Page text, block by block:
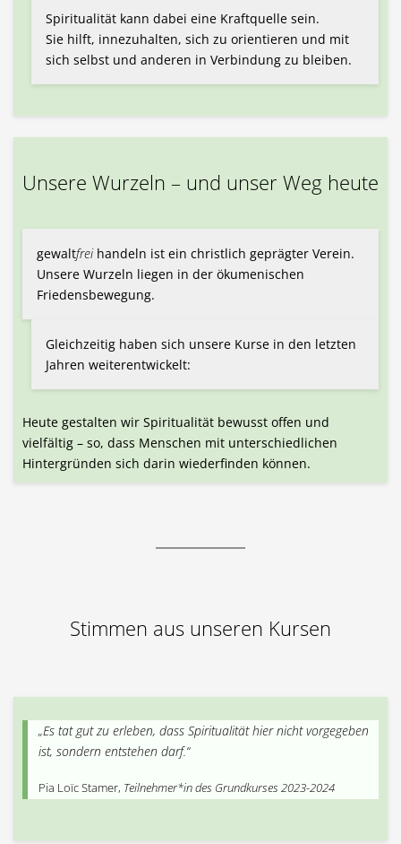
Spiritualität kann dabei eine Kraftquelle sein.
Sie hilft, innezuhalten, sich zu orientieren und mit
sich selbst und anderen in Verbindung zu bleiben.
Unsere Wurzeln – und unser Weg heute
gewaltfrei handeln ist ein christlich geprägter Verein.
Unsere Wurzeln liegen in der ökumenischen
Friedensbewegung.
Gleichzeitig haben sich unsere Kurse in den letzten
Jahren weiterentwickelt:
Heute gestalten wir Spiritualität bewusst offen und
vielfältig – so, dass Menschen mit unterschiedlichen
Hintergründen sich darin wiederfinden können.
Stimmen aus unseren Kursen
„Es tat gut zu erleben, dass Spiritualität hier nicht vorgegeben
ist, sondern entstehen darf.“
Pia Loïc Stamer, Teilnehmer*in des Grundkurses 2023-2024